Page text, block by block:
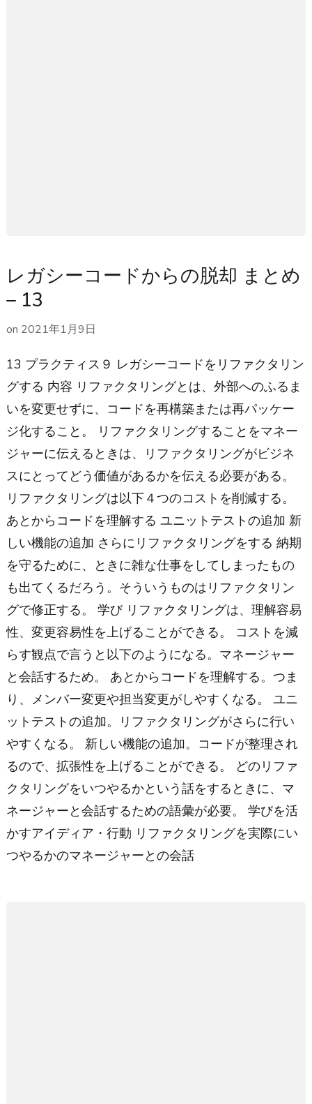
レガシーコードからの脱却 まとめ
– 13
on 2021年1月9日
13 プラクティス９ レガシーコードをリファクタリン
グする 内容 リファクタリングとは、外部へのふるま
いを変更せずに、コードを再構築または再パッケー
ジ化すること。 リファクタリングすることをマネー
ジャーに伝えるときは、リファクタリングがビジネ
スにとってどう価値があるかを伝える必要がある。
リファクタリングは以下４つのコストを削減する。
あとからコードを理解する ユニットテストの追加 新
しい機能の追加 さらにリファクタリングをする 納期
を守るために、ときに雑な仕事をしてしまったもの
も出てくるだろう。そういうものはリファクタリン
グで修正する。 学び リファクタリングは、理解容易
性、変更容易性を上げることができる。 コストを減
らす観点で言うと以下のようになる。マネージャー
と会話するため。 あとからコードを理解する。つま
り、メンバー変更や担当変更がしやすくなる。 ユニ
ットテストの追加。リファクタリングがさらに行い
やすくなる。 新しい機能の追加。コードが整理され
るので、拡張性を上げることができる。 どのリファ
クタリングをいつやるかという話をするときに、マ
ネージャーと会話するための語彙が必要。 学びを活
かすアイディア・行動 リファクタリングを実際にい
つやるかのマネージャーとの会話